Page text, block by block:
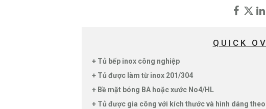
QUICK
+ Tủ bếp inox công nghiệp
+ Tủ được làm từ inox 201/304
+ Bề mặt bóng BA hoặc xước No4/HL
+ Tủ được gia công với kích thước và hình dáng